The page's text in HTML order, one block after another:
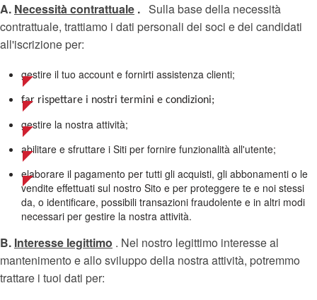
A. Necessità contrattuale . Sulla base della necessità
contrattuale, trattiamo i dati personali dei soci e dei candidati
all'iscrizione per:
gestire il tuo account e fornirti assistenza clienti;
far rispettare i nostri termini e condizioni;
gestire la nostra attività;
abilitare e sfruttare i Siti per fornire funzionalità all'utente;
elaborare il pagamento per tutti gli acquisti, gli abbonamenti o le
vendite effettuati sul nostro Sito e per proteggere te e noi stessi
da, o identificare, possibili transazioni fraudolente e in altri modi
necessari per gestire la nostra attività.
B. Interesse legittimo . Nel nostro legittimo interesse al
mantenimento e allo sviluppo della nostra attività, potremmo
trattare i tuoi dati per: